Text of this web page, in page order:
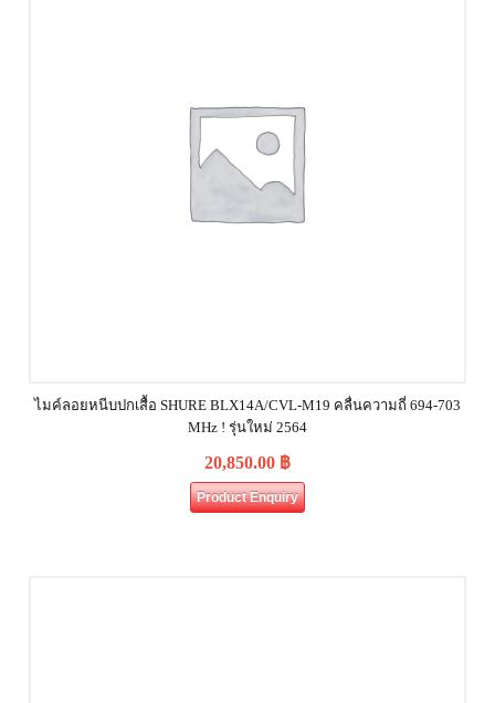
ไมค์ลอยหนีบปกเสื้อ SHURE BLX14A/CVL-M19 คลื่นความถี่ 694-703
MHz ! รุ่นใหม่ 2564
20,850.00 ฿
Product Enquiry